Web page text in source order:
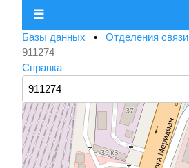
☰
Базы данных • Отделения связи
911274
Справка